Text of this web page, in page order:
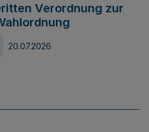
Verordnung zur
20.07.2026